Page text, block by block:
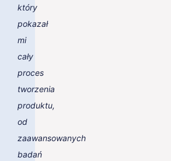
który
pokazał
mi
cały
proces
tworzenia
produktu,
od
zaawansowanych
badań